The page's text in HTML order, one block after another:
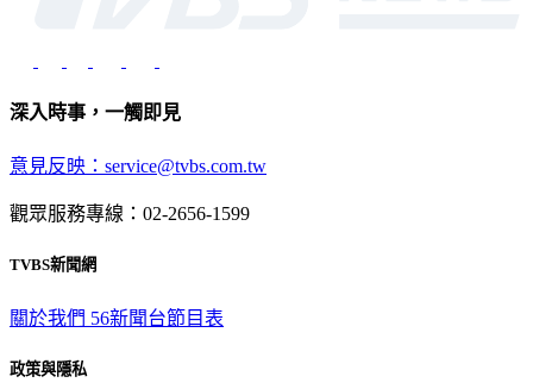
深入時事，一觸即見
意見反映：service@tvbs.com.tw
觀眾服務專線：02-2656-1599
TVBS新聞網
關於我們 56新聞台節目表
政策與隱私